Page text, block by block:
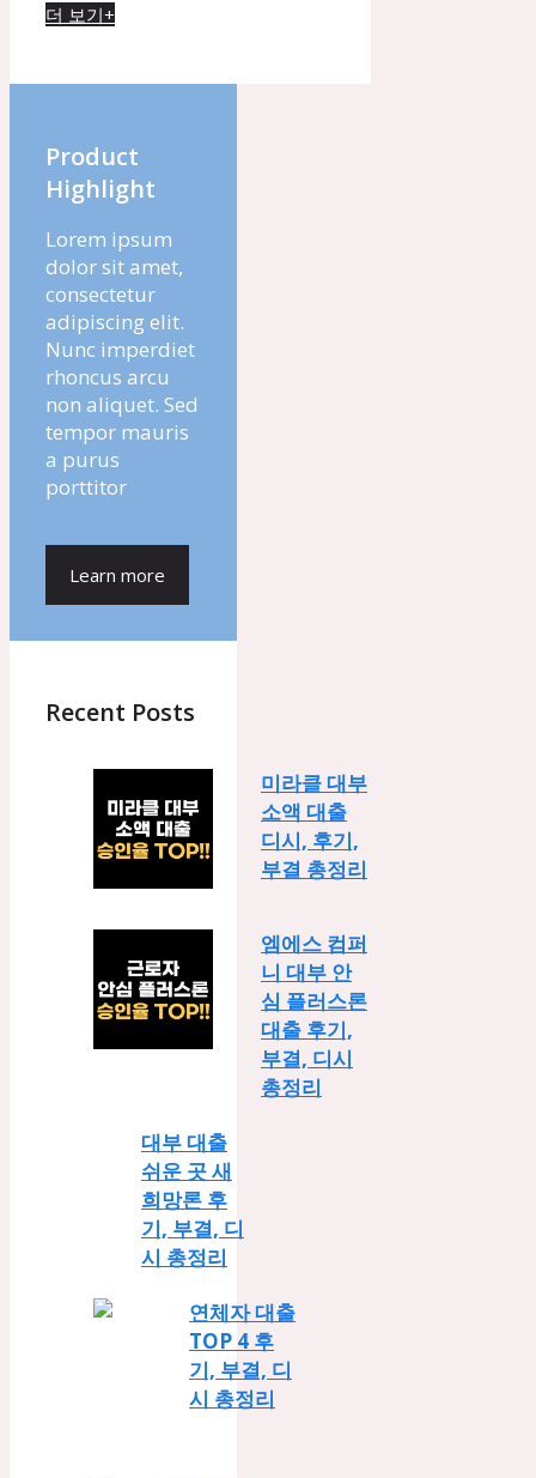
더 보기+
Product
Highlight
Lorem ipsum
dolor sit amet,
consectetur
adipiscing elit.
Nunc imperdiet
rhoncus arcu
non aliquet. Sed
tempor mauris
a purus
porttitor
Learn more
Recent Posts
미라클 대부
소액 대출
디시, 후기,
부결 총정리
엠에스 컴퍼
니 대부 안
심 플러스론
대출 후기,
부결, 디시
총정리
연체자 대출
TOP 4 후
기, 부결, 디
시 총정리